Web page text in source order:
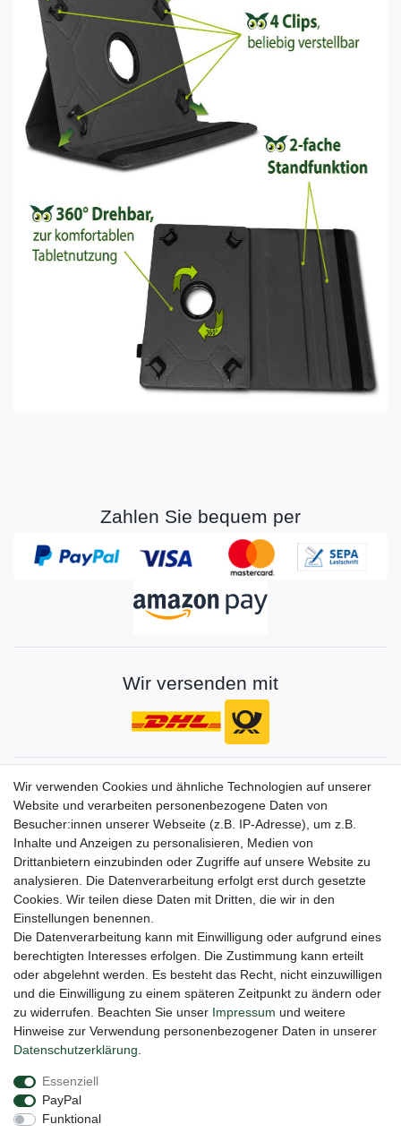
Zahlen Sie bequem per
Wir versenden mit
Gerne halten wir sie auf dem Laufenden
VORNAME NACHNAME
Newsletter
Honig
Hiermit bestätige ich, dass ich dieDaten­schutz­erklärunggelesen habe. Meine
Einwilligung kann ich jederzeit widerrufen.**
Abonnieren
** Hierbei handelt es sich um ein Pflichtfeld.
Impressum
Barrierefreiheitserklärung
Wir verwenden Cookies und ähnliche Technologien auf unserer
Website und verarbeiten personenbezogene Daten von
Besucher:innen unserer Webseite (z.B. IP-Adresse), um z.B.
Inhalte und Anzeigen zu personalisieren, Medien von
Drittanbietern einzubinden oder Zugriffe auf unsere Website zu
analysieren. Die Datenverarbeitung erfolgt erst durch gesetzte
Cookies. Wir teilen diese Daten mit Dritten, die wir in den
Einstellungen benennen.
Die Datenverarbeitung kann mit Einwilligung oder aufgrund eines
berechtigten Interesses erfolgen. Die Zustimmung kann erteilt
oder abgelehnt werden. Es besteht das Recht, nicht einzuwilligen
und die Einwilligung zu einem späteren Zeitpunkt zu ändern oder
zu widerrufen. Beachten Sie unser Impressum und weitere
Hinweise zur Verwendung personenbezogener Daten in unserer
Daten­schutz­erklärung
Essenziell
PayPal
Funktional